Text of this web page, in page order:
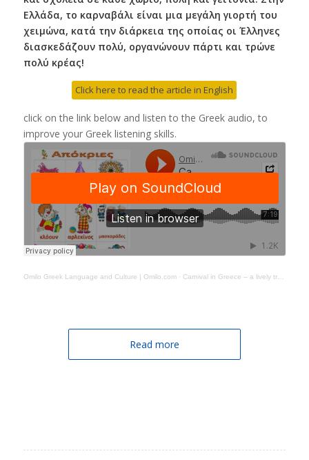
Ελλάδα, το καρναβάλι είναι μια μεγάλη γιορτή του
χειμώνα, κατά την διάρκεια της οποίας οι Έλληνες
διασκεδάζουν πολύ, οργανώνουν πάρτι και τρώνε
πολύ κρέας!
Click here to read the article in English
click on the link below and listen to the Greek audio, to
improve your Greek listening skills.
Omilo Greek Language and Culture | Omilo.com· Carnival in Greece – a lively tradition
Read more